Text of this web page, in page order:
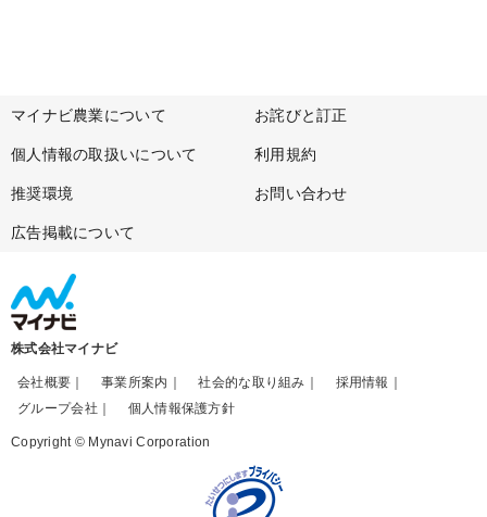
マイナビ農業について お詫びと訂正
個人情報の取扱いについて 利用規約
推奨環境 お問い合わせ
広告掲載について
株式会社マイナビ
会社概要 事業所案内 社会的な取り組み
採用情報
グループ会社
個人情報保護方針
Copyright © Mynavi Corporation